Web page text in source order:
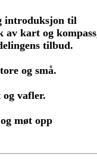
introduksjon til
kart og
tilbud.
og små.
vafler.
møt opp